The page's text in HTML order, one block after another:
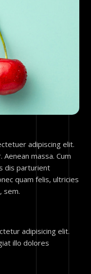
adipiscing elit.
massa. Cum
dis parturient
quam felis, ultricies
sem.
adipisicing elit.
illo dolores